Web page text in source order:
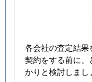
各会社の査定結果
契約をする前に、
かりと検討しまし